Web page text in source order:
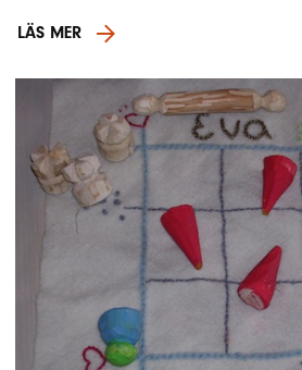
LÄS MER